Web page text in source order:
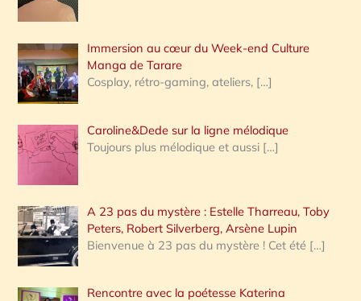
:
Immersion au cœur du Week-end Culture
Manga de Tarare
Cosplay, rétro-gaming, ateliers, […]
Caroline&Dede sur la ligne mélodique
Toujours plus mélodique et aussi […]
A 23 pas du mystère : Estelle Tharreau, Toby
Peters, Robert Silverberg, Arsène Lupin
Bienvenue à 23 pas du mystère ! Cet été […]
Rencontre avec la poétesse Katerina